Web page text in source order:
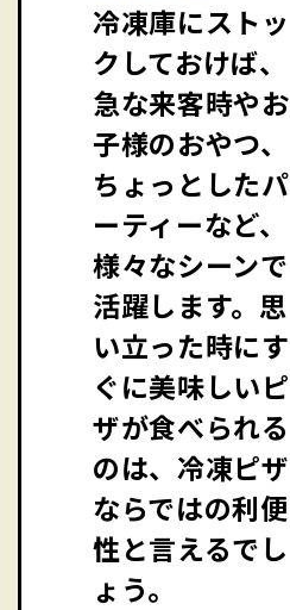
冷凍庫にストッ
クしておけば、
急な来客時やお
子様のおやつ、
ちょっとしたパ
ーティーなど、
様々なシーンで
活躍します。思
い立った時にす
ぐに美味しいピ
ザが食べられる
のは、冷凍ピザ
ならではの利便
性と言えるでし
ょう。